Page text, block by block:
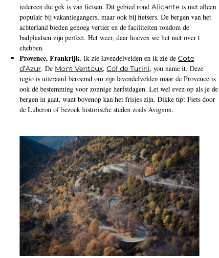
iedereen die gek is van fietsen. Dit gebied rond Alicante is niet alleen
populair bij vakantiegangers, maar ook bij fietsers. De bergen van het
achterland bieden genoeg vertier en de faciliteiten rondom de
badplaatsen zijn perfect. Het weer, daar hoeven we het niet over t
ehebben.
Provence, Frankrijk. Ik zie lavendelvelden en ik zie de Cote
d’Azur. De Mont Ventoux, Col de Turini, you name it. Deze
regio is uiteraard beroemd om zijn lavendelvelden maar de Provence is
ook dé bestemming voor zonnige herfstdagen. Let wel even op als je de
bergen in gaat, want bovenop kan het frisjes zijn. Dikke tip: Fiets door
de Luberon of bezoek historische steden zoals Avignon.